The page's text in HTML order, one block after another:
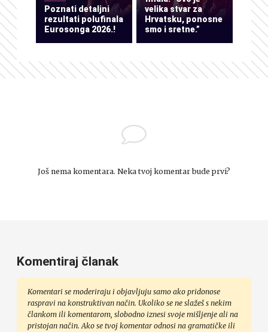
Poznati detaljni
rezultati polufinala
Eurosonga 2026.!
velika stvar za
Hrvatsku, ponosne
smo i sretne.”
Još nema komentara. Neka tvoj komentar bude prvi?
Komentiraj članak
Komentari se moderiraju i objavljuju samo ako pridonose
raspravi na konstruktivan način. Ukoliko se ne slažeš s nekim
člankom ili komentarom, slobodno iznesi svoje mišljenje ali na
pristojan način. Ako se tvoj komentar odnosi na gramatičke ili